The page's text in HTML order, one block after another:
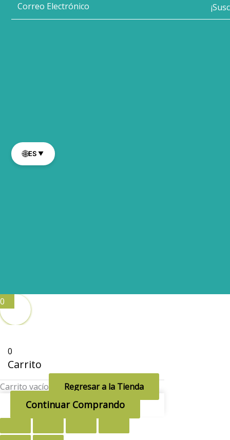
🌐ES ▼
0
0
Carrito
Carrito vacío Regresar a la Tienda
Continuar Comprando